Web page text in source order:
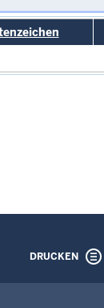
DRUCKEN